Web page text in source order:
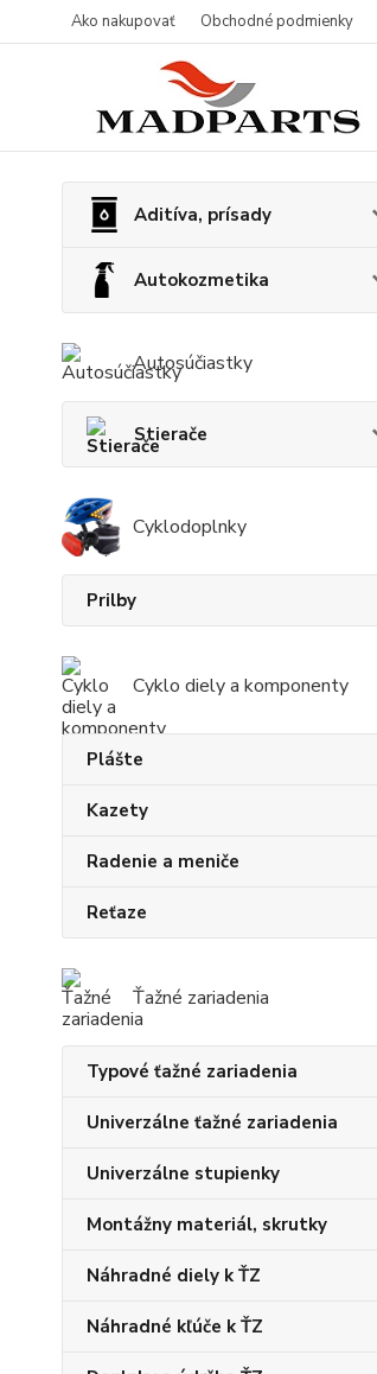
Ako nakupovať Obchodné podmienky
Aditíva, prísady
Autokozmetika
Autosúčiastky
Stierače
Cyklodoplnky
Prilby
Cyklo diely a komponenty
Plášte
Kazety
Radenie a meniče
Reťaze
Ťažné zariadenia
Typové ťažné zariadenia
Univerzálne ťažné zariadenia
Univerzálne stupienky
Montážny materiál, skrutky
Náhradné diely k ŤZ
Náhradné kľúče k ŤZ